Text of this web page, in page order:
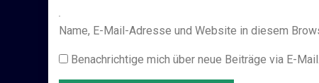
Name, E-Mail-Adresse und Website in diesem
Benachrichtige mich über neue Beiträge via E-Mail.